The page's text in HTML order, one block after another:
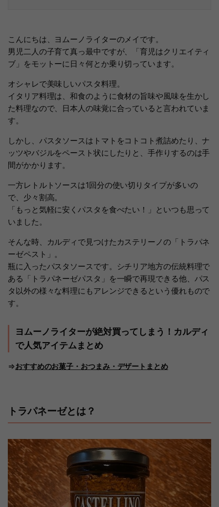
こんにちは、ヨムーノライターのメイです。
男児二人の子育て真っ最中ですが、「育児はクリエイティ
ブ」をモットーに日々何とか乗り切っています。
オシャレで美味しいパスタ料理。
イタリア料理は、和食のように食材の旨味や風味を生かし
た料理なので、日本人の味覚に合っていると言われていま
す。
しかし、パスタソースはトマトをコトコト煮詰めたり、ナ
ッツやバジルをペースト状にしたりと、手作りするのは手
間がかかります。
一方レトルトソースは1回分の使い切りタイプが多いの
で、少々割高。
「もっと気軽に安くパスタを食べたい！」といつも思って
いました。
そんな時、カルディで見つけたカステリーノの「トラパネ
ーゼペスト」。
瓶に入ったパスタソースです。シチリア地方の伝統料理で
ある「トラパネーゼパスタ」を一瞬で再現できる他、パス
タ以外の様々な料理にもアレンジできるという優れもので
す。
ヨムーノライターが絶対買ってしまう！カルディ
で人気アイテムまとめ
⇒おすすめのお菓子・おつまみ・デザートまとめ
トラパネーゼとは？